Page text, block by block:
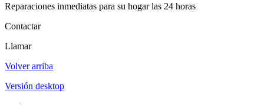
Reparaciones inmediatas para su hogar las 24 horas
Contactar
Llamar
Volver arriba
Versión desktop